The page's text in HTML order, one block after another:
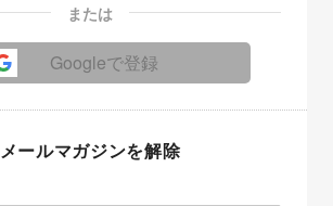
または
Googleで登録
メールマガジンを解除